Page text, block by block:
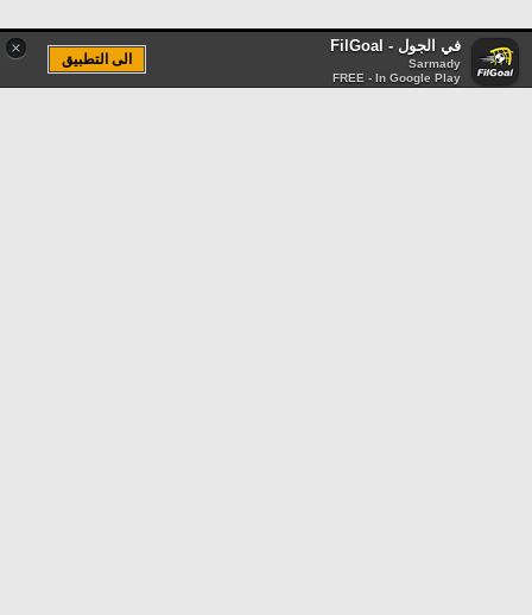
× في الجول - FilGoal
Sarmady
FREE - In Google Play
الى التطبيق